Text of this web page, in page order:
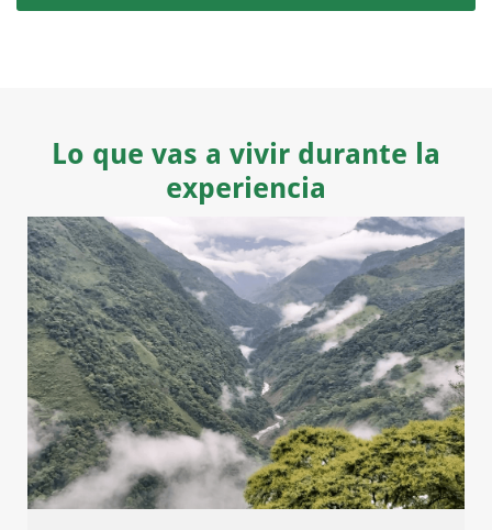
Lo que vas a vivir durante la
experiencia